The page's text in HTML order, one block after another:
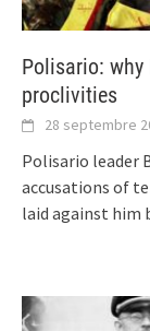
Polisario:
proclivities
28 septembre
Polisario leader
accusations of
laid against him